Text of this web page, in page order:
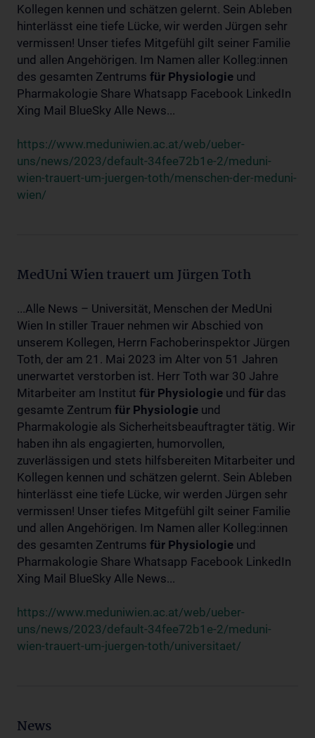
Kollegen kennen und schätzen gelernt. Sein Ableben
hinterlässt eine tiefe Lücke, wir werden Jürgen sehr
vermissen! Unser tiefes Mitgefühl gilt seiner Familie
und allen Angehörigen. Im Namen aller Kolleg:innen
des gesamten Zentrums für Physiologie und
Pharmakologie Share Whatsapp Facebook LinkedIn
Xing Mail BlueSky Alle News...
https://www.meduniwien.ac.at/web/ueber-
uns/news/2023/default-34fee72b1e-2/meduni-
wien-trauert-um-juergen-toth/menschen-der-meduni-
wien/
MedUni Wien trauert um Jürgen Toth
...Alle News – Universität, Menschen der MedUni
Wien In stiller Trauer nehmen wir Abschied von
unserem Kollegen, Herrn Fachoberinspektor Jürgen
Toth, der am 21. Mai 2023 im Alter von 51 Jahren
unerwartet verstorben ist. Herr Toth war 30 Jahre
Mitarbeiter am Institut für Physiologie und für das
gesamte Zentrum für Physiologie und
Pharmakologie als Sicherheitsbeauftragter tätig. Wir
haben ihn als engagierten, humorvollen,
zuverlässigen und stets hilfsbereiten Mitarbeiter und
Kollegen kennen und schätzen gelernt. Sein Ableben
hinterlässt eine tiefe Lücke, wir werden Jürgen sehr
vermissen! Unser tiefes Mitgefühl gilt seiner Familie
und allen Angehörigen. Im Namen aller Kolleg:innen
des gesamten Zentrums für Physiologie und
Pharmakologie Share Whatsapp Facebook LinkedIn
Xing Mail BlueSky Alle News...
https://www.meduniwien.ac.at/web/ueber-
uns/news/2023/default-34fee72b1e-2/meduni-
wien-trauert-um-juergen-toth/universitaet/
News